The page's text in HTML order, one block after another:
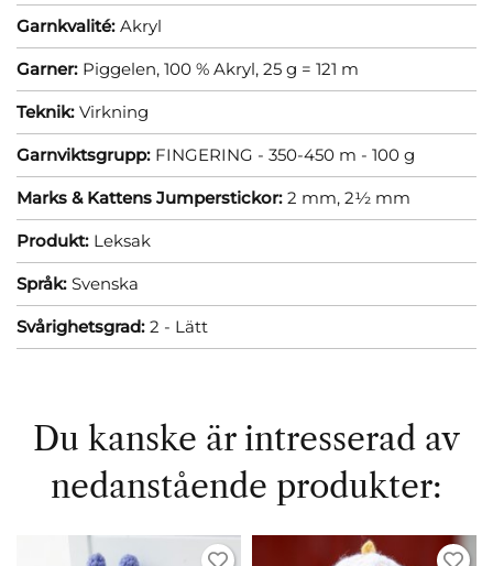
Garnkvalité: Akryl
Garner: Piggelen, 100 % Akryl, 25 g = 121 m
Teknik: Virkning
Garnviktsgrupp: FINGERING - 350-450 m - 100 g
Marks & Kattens Jumperstickor: 2 mm, 2½ mm
Produkt: Leksak
Språk: Svenska
Svårighetsgrad: 2 - Lätt
Du kanske är intresserad av
nedanstående produkter: